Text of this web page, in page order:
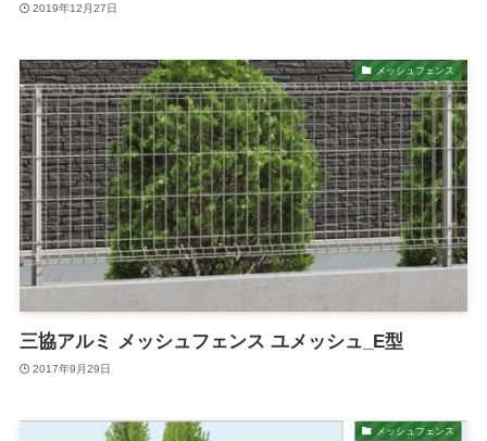
2019年12月27日
メッシュフェンス
三協アルミ メッシュフェンス ユメッシュ_E型
2017年9月29日
メッシュフェンス